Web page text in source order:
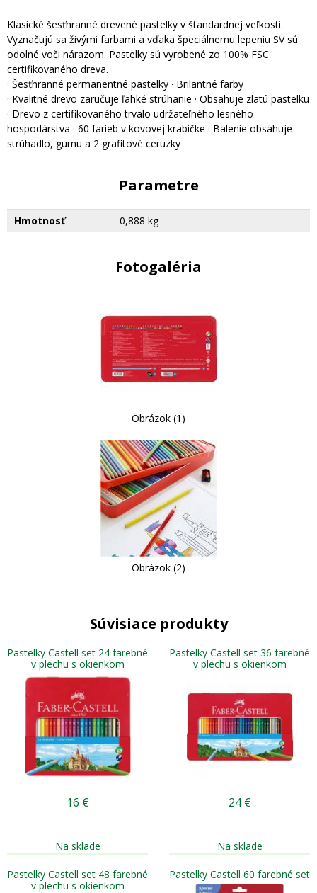
Klasické šesťhranné drevené pastelky v štandardnej veľkosti.
Vyznačujú sa živými farbami a vďaka špeciálnemu lepeniu SV sú
odolné voči nárazom. Pastelky sú vyrobené zo 100% FSC
certifikovaného dreva.
· Šesťhranné permanentné pastelky · Brilantné farby
· Kvalitné drevo zaručuje ľahké strúhanie · Obsahuje zlatú pastelku
· Drevo z certifikovaného trvalo udržateľného lesného
hospodárstva · 60 farieb v kovovej krabičke · Balenie obsahuje
strúhadlo, gumu a 2 grafitové ceruzky
Parametre
Hmotnosť 0,888 kg
Fotogaléria
Obrázok (1)
Obrázok (2)
Súvisiace produkty
Pastelky Castell set 24 farebné
v plechu s okienkom
16 €
Na sklade
Pastelky Castell set 36 farebné
v plechu s okienkom
24 €
Na sklade
Pastelky Castell set 48 farebné
v plechu s okienkom
Pastelky Castell 60 farebné set